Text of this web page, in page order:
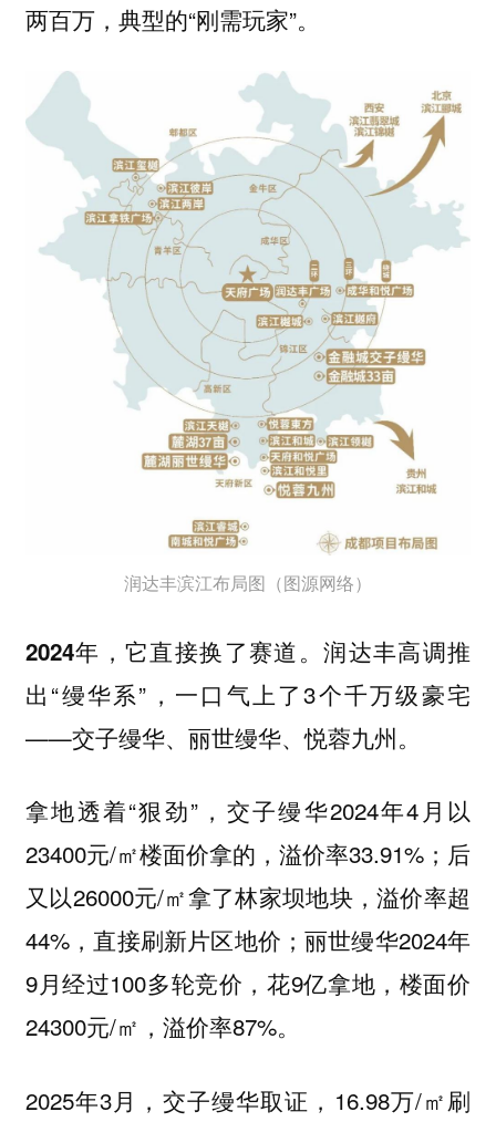
两百万，典型的“刚需玩家”。
润达丰滨江布局图（图源网络）
2024年，它直接换了赛道。润达丰高调推
出“缦华系”，一口气上了3个千万级豪宅
——交子缦华、丽世缦华、悦蓉九州。
拿地透着“狠劲”，交子缦华2024年4月以
23400元/㎡楼面价拿的，溢价率33.91%；后
又以26000元/㎡拿了林家坝地块，溢价率超
44%，直接刷新片区地价；丽世缦华2024年
9月经过100多轮竞价，花9亿拿地，楼面价
24300元/㎡，溢价率87%。
2025年3月，交子缦华取证，16.98万/㎡刷